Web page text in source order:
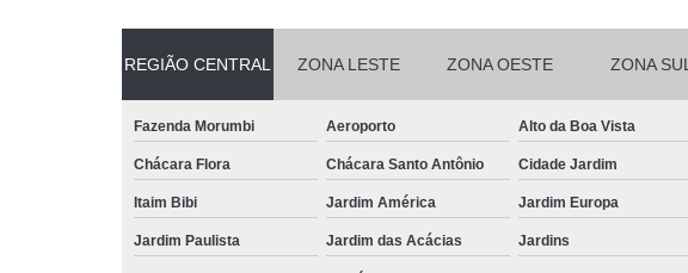
REGIÃO CENTRAL ZONA LESTE ZONA OESTE ZONA SUL
Fazenda Morumbi Aeroporto Alto da Boa Vista
Chácara Flora Chácara Santo Antônio Cidade Jardim
Itaim Bibi Jardim América Jardim Europa
Jardim Paulista Jardim das Acácias Jardins